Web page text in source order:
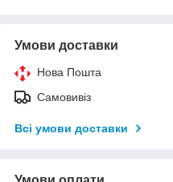
Умови доставки
Нова Пошта
Самовивіз
Всі умови доставки